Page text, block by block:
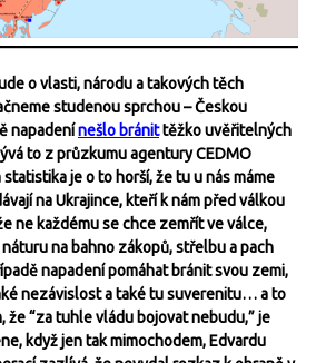
o vlasti, národu a takových těch
studenou sprchou – Českou
napadenínešlo bránittěžko uvěřitelných
to z průzkumu agentury CEDMO
je o to horší, že tu u nás máme
na Ukrajince, kteří k nám před válkou
ne každému se chce zemřít ve válce,
na bahno zákopů, střelbu a pach
napadení pomáhat bránit svou zemi,
nezávislost a také tu suverenitu… a to
že “za tuhle vládu bojovat nebudu,” je
když jen tak mimochodem, Edvardu